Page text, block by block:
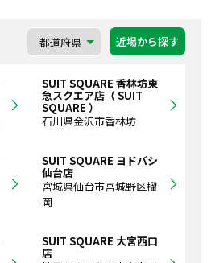
近場から探す
SUIT SQUARE 香林坊東
急スクエア店（ SUIT
SQUARE ）
石川県金沢市香林坊
SUIT SQUARE ヨドバシ
仙台店
宮城県仙台市宮城野区榴
岡
SUIT SQUARE 大宮西口
店